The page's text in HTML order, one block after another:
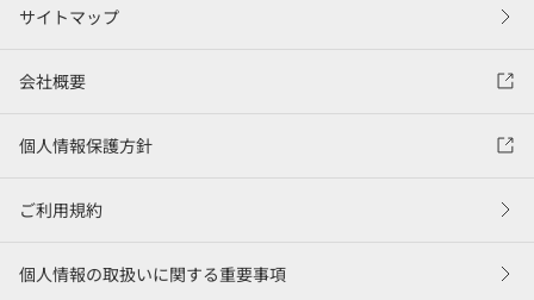
サイトマップ
会社概要
個人情報保護方針
ご利用規約
個人情報の取扱いに関する重要事項